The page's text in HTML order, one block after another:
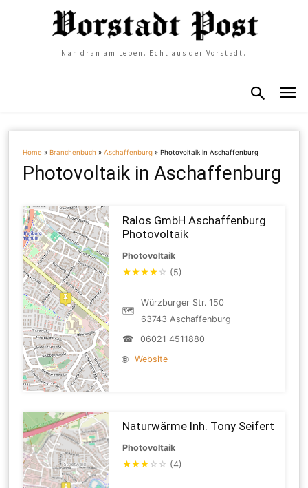
Nah dran am Leben. Echt aus der Vorstadt.
Home »Branchenbuch »Aschaffenburg »Photovoltaik in Aschaffenburg
Photovoltaik in Aschaffenburg
Ralos GmbH Aschaffenburg
Photovoltaik
Photovoltaik
★★★★ ☆ (5)
🗺
Würzburger Str. 150
63743 Aschaffenburg
☎
06021 4511880
🌐
Website
Naturwärme Inh. Tony Seifert
Photovoltaik
★★★ ☆ ☆ (4)